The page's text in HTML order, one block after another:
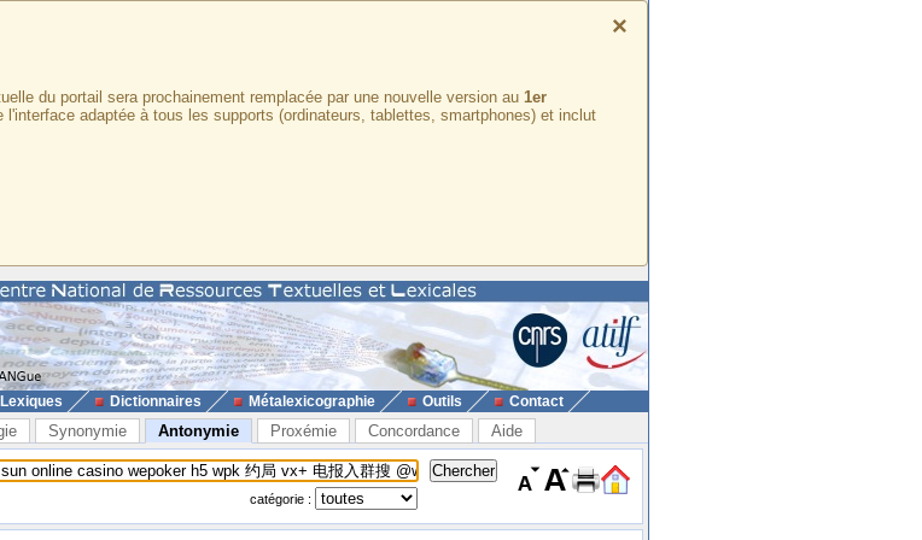
×
du portail sera prochainement remplacée par une nouvelle version au 1er
l'interface adaptée à tous les supports (ordinateurs, tablettes, smartphones) et inclut
Lexiques Dictionnaires Métalexicographie Outils Contact
Synonymie Antonymie Proxémie Concordance Aide
catégorie :